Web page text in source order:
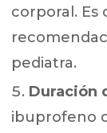
corporal. Es
pediatra.
Duración
ibuprofeno